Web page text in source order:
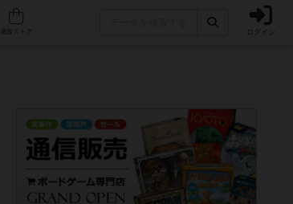
人気ボードゲーム ログイン